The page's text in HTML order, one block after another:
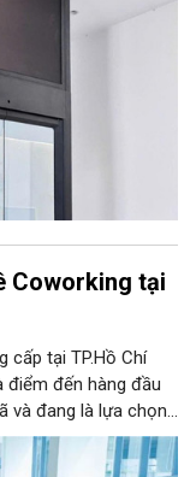
Coworking tại
cấp tại TP.Hồ Chí
điểm đến hàng đầu
và đang là lựa chọn
cá nhân khi tìm
lòng thành phố